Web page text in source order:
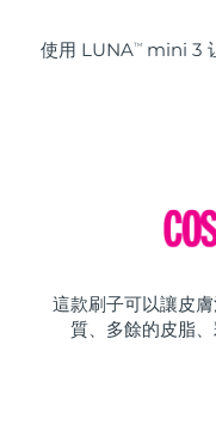
使用 LUNATM
mini 3
這款刷子可以讓皮
質、多餘的皮脂